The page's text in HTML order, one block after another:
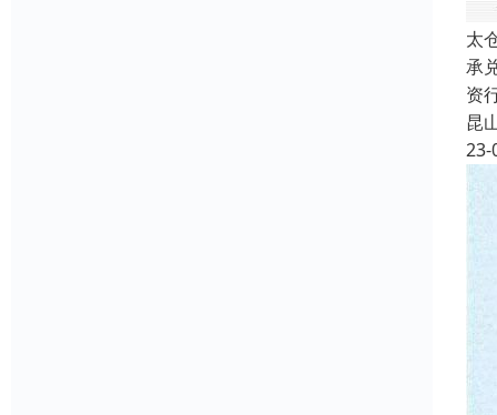
太
承
资
昆
23-